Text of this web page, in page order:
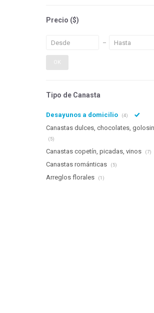
Precio ($)
OK
Tipo de Canasta
Desayunos a domicilio (4)
Canastas dulces, chocolates,
(5)
Canastas copetín, picadas, vinos (7)
Canastas románticas (5)
Arreglos florales (1)